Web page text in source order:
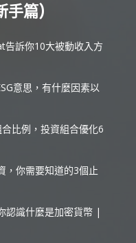
手篇)
告訴你10大被動收入方
意思，有什麼因素以
比例，投資組合優化6
，你需要知道的3個止
認識什麼是加密貨幣 |